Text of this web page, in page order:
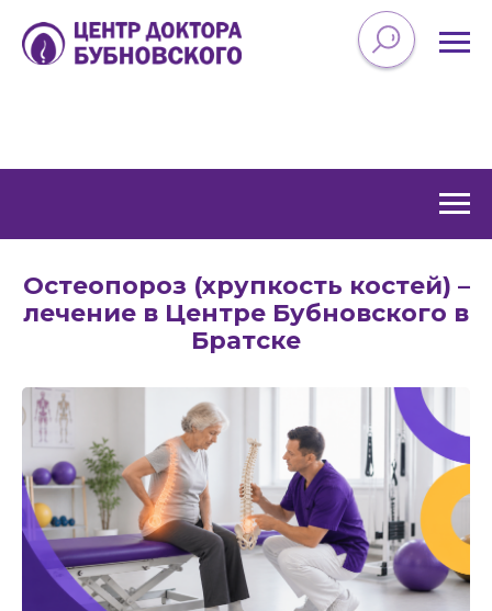
Остеопороз (хрупкость костей) –
лечение в Центре Бубновского в
Братске